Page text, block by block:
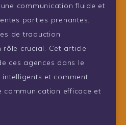
communication fluide et
parties prenantes.
de traduction
rôle crucial. Cet article
ces agences dans le
et comment
communication efficace et